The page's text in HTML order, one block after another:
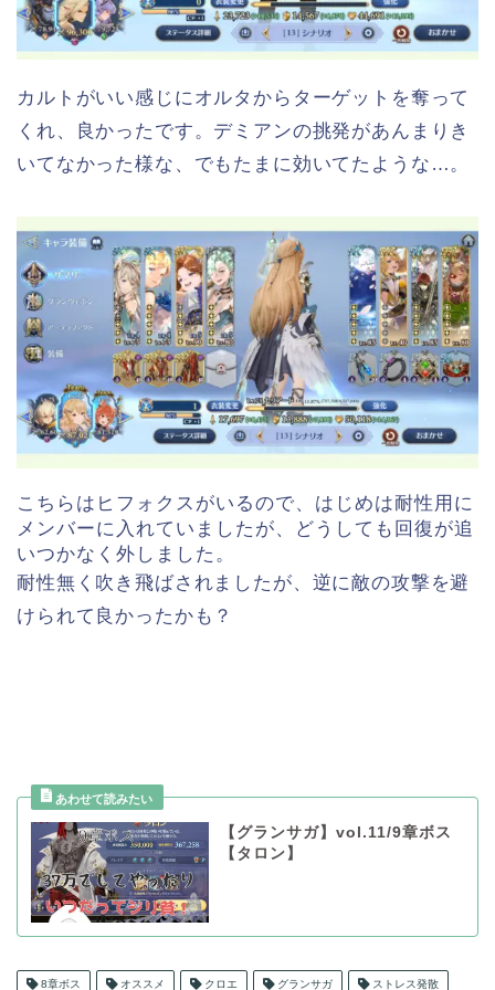
カルトがいい感じにオルタからターゲットを奪って
くれ、良かったです。デミアンの挑発があんまりき
いてなかった様な、でもたまに効いてたような…。
こちらはヒフォクスがいるので、はじめは耐性用に
メンバーに入れていましたが、どうしても回復が追
いつかなく外しました。
耐性無く吹き飛ばされましたが、逆に敵の攻撃を避
けられて良かったかも？
【グランサガ】vol.11/9章ボス
【タロン】
8章ボス オススメ クロエ グランサガ ストレス発散